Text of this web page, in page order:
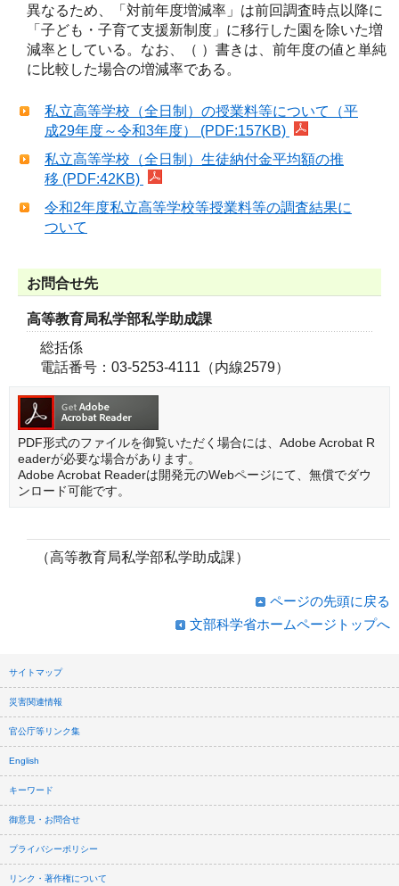
異なるため、「対前年度増減率」は前回調査時点以降に
「子ども・子育て支援新制度」に移行した園を除いた増
減率としている。なお、（ ）書きは、前年度の値と単純
に比較した場合の増減率である。
私立高等学校（全日制）の授業料等について（平
成29年度～令和3年度） (PDF:157KB)
私立高等学校（全日制）生徒納付金平均額の推
移 (PDF:42KB)
令和2年度私立高等学校等授業料等の調査結果に
ついて
お問合せ先
高等教育局私学部私学助成課
総括係
電話番号：03-5253-4111（内線2579）
PDF形式のファイルを御覧いただく場合には、Adobe Acrobat R
eaderが必要な場合があります。
Adobe Acrobat Readerは開発元のWebページにて、無償でダウ
ンロード可能です。
（高等教育局私学部私学助成課）
ページの先頭に戻る
文部科学省ホームページトップへ
サイトマップ
災害関連情報
官公庁等リンク集
English
キーワード
御意見・お問合せ
プライバシーポリシー
リンク・著作権について